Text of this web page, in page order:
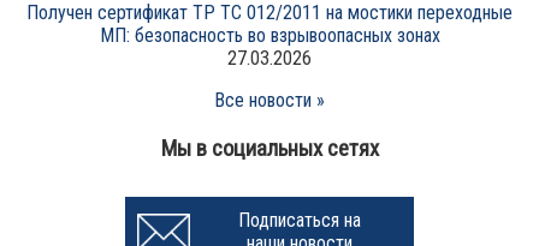
Получен сертификат ТР ТС 012/2011 на мостики переходные
МП: безопасность во взрывоопасных зонах
27.03.2026
Все новости »
Мы в социальных сетях
Подписаться на